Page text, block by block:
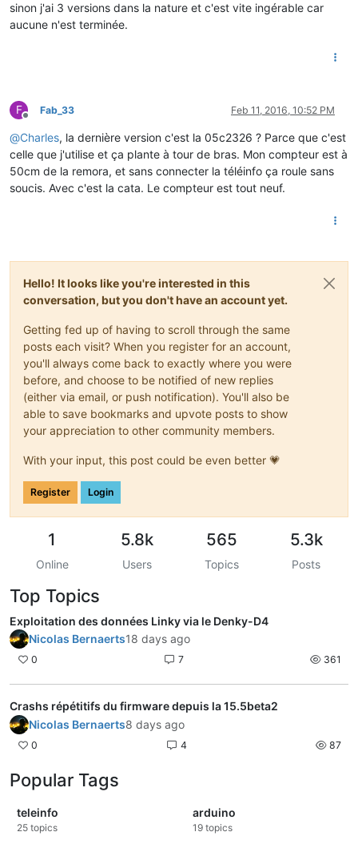
sinon j'ai 3 versions dans la nature et c'est vite ingérable car
aucune n'est terminée.
F
Offline
Fab_33 Feb 11, 2016, 10:52 PM
@Charles, la dernière version c'est la 05c2326 ? Parce que c'est
celle que j'utilise et ça plante à tour de bras. Mon compteur est à
50cm de la remora, et sans connecter la téléinfo ça roule sans
soucis. Avec c'est la cata. Le compteur est tout neuf.
Hello! It looks like you're interested in this
conversation, but you don't have an account yet.
Getting fed up of having to scroll through the same
posts each visit? When you register for an account,
you'll always come back to exactly where you were
before, and choose to be notified of new replies
(either via email, or push notification). You'll also be
able to save bookmarks and upvote posts to show
your appreciation to other community members.
With your input, this post could be even better 💗
Register Login
1
Online
5.8k
Users
565
Topics
5.3k
Posts
Top Topics
Exploitation des données Linky via le Denky-D4
Nicolas Bernaerts18 days ago
0 7 361
Crashs répétitifs du firmware depuis la 15.5beta2
Nicolas Bernaerts8 days ago
0 4 87
Popular Tags
teleinfo
25 topics
arduino
19 topics